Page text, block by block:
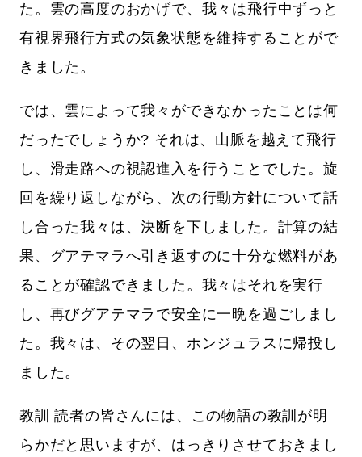
た。雲の高度のおかげで、我々は飛行中ずっと
有視界飛行方式の気象状態を維持することがで
きました。
では、雲によって我々ができなかったことは何
だったでしょうか? それは、山脈を越えて飛行
し、滑走路への視認進入を行うことでした。旋
回を繰り返しながら、次の行動方針について話
し合った我々は、決断を下しました。計算の結
果、グアテマラへ引き返すのに十分な燃料があ
ることが確認できました。我々はそれを実行
し、再びグアテマラで安全に一晩を過ごしまし
た。我々は、その翌日、ホンジュラスに帰投し
ました。
教訓 読者の皆さんには、この物語の教訓が明
らかだと思いますが、はっきりさせておきまし